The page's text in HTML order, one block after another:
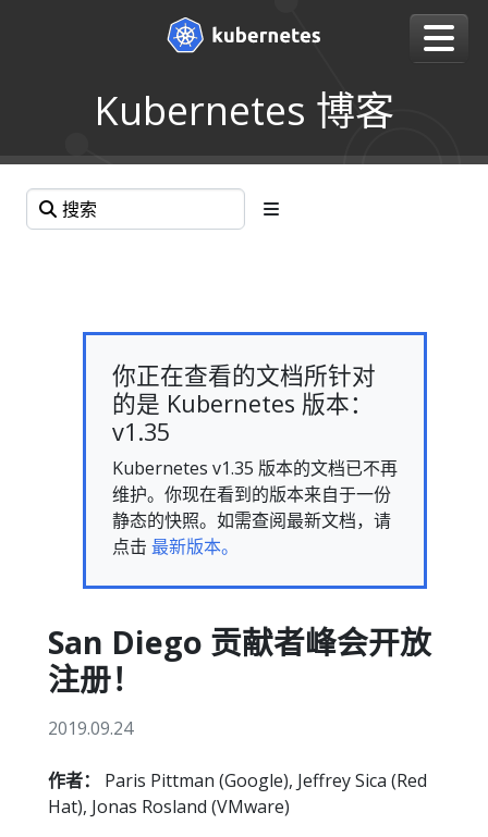
Kubernetes 博客
你正在查看的文档所针对
的是 Kubernetes 版本：
v1.35
Kubernetes v1.35 版本的文档已不再
维护。你现在看到的版本来自于一份
静态的快照。如需查阅最新文档，请
点击 最新版本。
San Diego 贡献者峰会开放
注册！
2019.09.24
作者：
Paris Pittman (Google), Jeffrey Sica (Red
Hat), Jonas Rosland (VMware)